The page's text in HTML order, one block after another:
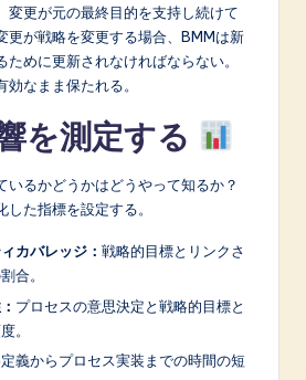
変更が元の最終目的を支持し続けて
更が戦略を変更する場合、BMMは新
ために更新されなければならない。
なまま保たれる。
を測定する
いるかどうかはどうやって知るか？
た指標を設定する。
カバレッジ： 戦略的目標とリンクさ
合。
プロセスの意思決定と戦略的目標と
。
義からプロセス実装までの時間の短